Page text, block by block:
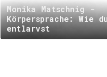
Monika Matschnig -
Körpersprache: Wie
entlarvst